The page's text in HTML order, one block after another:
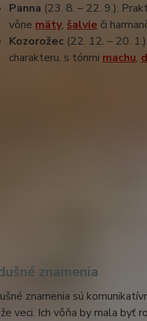
Panna (23. 8. – 22. 9.):
vône mäty, šalvie či
Kozorožec(22. 12. – 20.
charakteru, s tónmi machu,
znamenia
znamenia sú
veci. Ich vôňa by mala byť